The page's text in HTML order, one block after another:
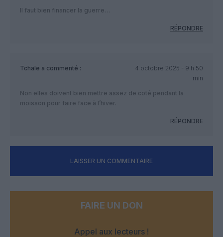
Il faut bien financer la guerre…
RÉPONDRE
Tchale a commenté :
4 octobre 2025 - 9 h 50
min
Non elles doivent bien mettre assez de coté pendant la
moisson pour faire face à l’hiver.
RÉPONDRE
LAISSER UN COMMENTAIRE
FAIRE UN DON
Appel aux lecteurs !